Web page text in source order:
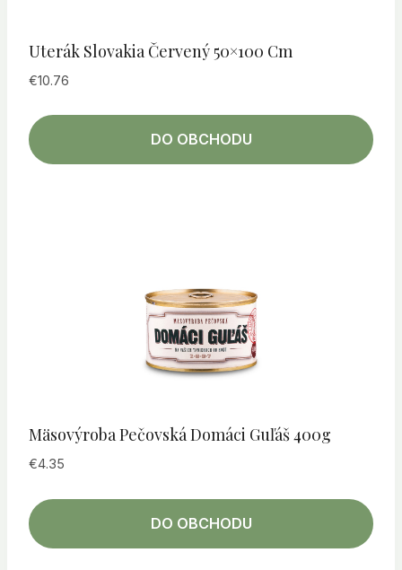
Uterák Slovakia Červený 50×100 Cm
€10.76
DO OBCHODU
Mäsovýroba Pečovská Domáci Guľáš 400g
€4.35
DO OBCHODU